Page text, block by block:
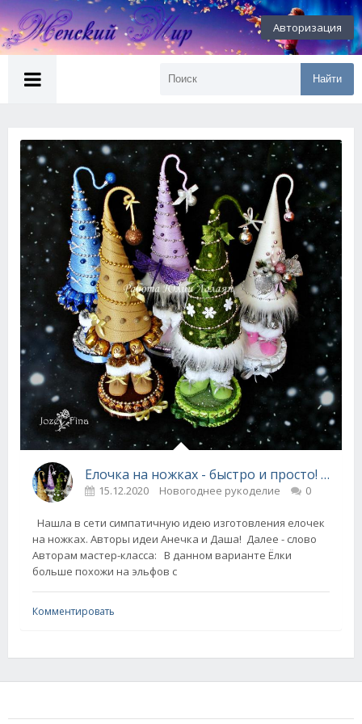
Авторизация
Найти
Елочка на ножках - быстро и просто! (мастер-класс)
15.12.2020 Новогоднее рукоделие 0
Нашла в сети симпатичную идею изготовления елочек
на ножках. Авторы идеи Анечка и Даша! Далее - слово
Авторам мастер-класса: В данном варианте Ёлки
больше похожи на эльфов с
Комментировать